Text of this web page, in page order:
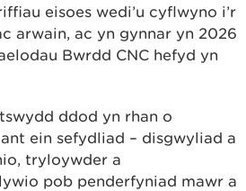
eisoes wedi’u cyflwyno i’r
arwain, ac yn gynnar yn 2026
Bwrdd CNC hefyd yn
ddod yn rhan o
ein sefydliad – disgwyliad a
tryloywder a
pob penderfyniad mawr a